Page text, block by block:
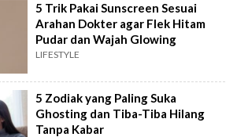
5 Trik Pakai Sunscreen Sesuai
Arahan Dokter agar Flek Hitam
Pudar dan Wajah Glowing
LIFESTYLE
5 Zodiak yang Paling Suka
Ghosting dan Tiba-Tiba Hilang
Tanpa Kabar